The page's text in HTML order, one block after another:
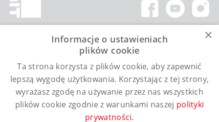
Infolinia (pon. – pt. / 9:00 - 17:00)
Telefon: 505 414 844
E-mail:info@baumitklub.pl
Regulamin
×
Informacje o ustawieniach
plików cookie
Ta strona korzysta z plików cookie, aby zapewnić
lepszą wygodę użytkowania. Korzystając z tej strony,
wyrażasz zgodę na używanie przez nas wszystkich
plików cookie zgodnie z warunkami naszej polityki
prywatności.